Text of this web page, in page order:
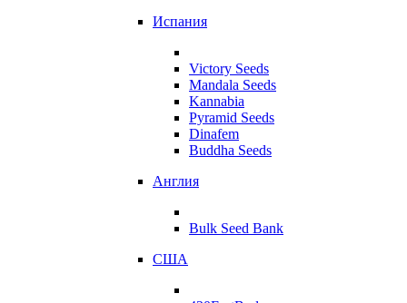
Испания
Victory Seeds
Mandala Seeds
Kannabia
Pyramid Seeds
Dinafem
Buddha Seeds
Англия
Bulk Seed Bank
США